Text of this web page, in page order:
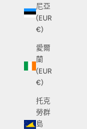
尼亞
(EUR
€)
愛爾
蘭
(EUR
€)
托克
勞群
島